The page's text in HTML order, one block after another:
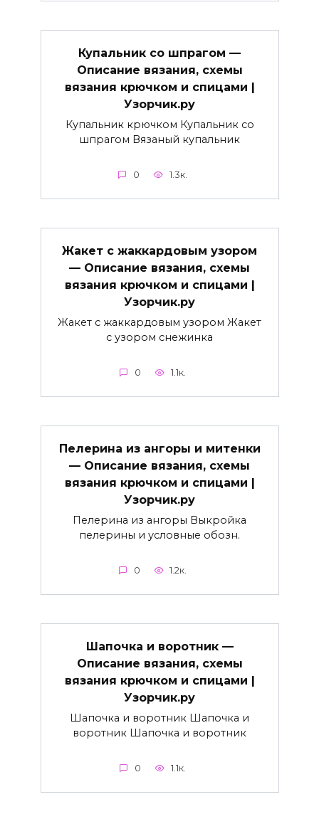
Купальник со шпрагом —
Описание вязания, схемы
вязания крючком и спицами |
Узорчик.ру
Купальник крючком Купальник со
шпрагом Вязаный купальник
0 1.3к.
Жакет с жаккардовым узором
— Описание вязания, схемы
вязания крючком и спицами |
Узорчик.ру
Жакет с жаккардовым узором Жакет
с узором снежинка
0 1.1к.
Пелерина из ангоры и митенки
— Описание вязания, схемы
вязания крючком и спицами |
Узорчик.ру
Пелерина из ангоры Выкройка
пелерины и условные обозн.
0 1.2к.
Шапочка и воротник —
Описание вязания, схемы
вязания крючком и спицами |
Узорчик.ру
Шапочка и воротник Шапочка и
воротник Шапочка и воротник
0 1.1к.